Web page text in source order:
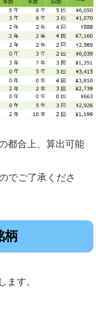
都合上、算出可能
でご了承くださ
柄
ます。